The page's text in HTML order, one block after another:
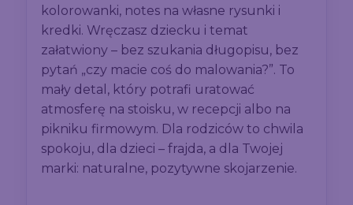
kolorowanki, notes na własne rysunki i
kredki. Wręczasz dziecku i temat
załatwiony – bez szukania długopisu, bez
pytań „czy macie coś do malowania?”. To
mały detal, który potrafi uratować
atmosferę na stoisku, w recepcji albo na
pikniku firmowym. Dla rodziców to chwila
spokoju, dla dzieci – frajda, a dla Twojej
marki: naturalne, pozytywne skojarzenie.